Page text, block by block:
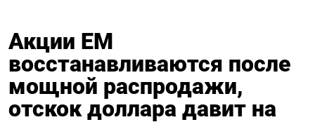
Акции ЕМ
восстанавливаются после
мощной распродажи,
отскок доллара давит на